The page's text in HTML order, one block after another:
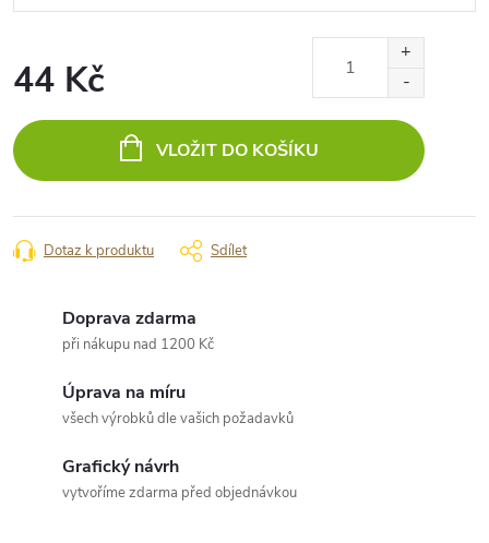
44 Kč
cena:
VLOŽIT DO KOŠÍKU
Dotaz k produktu Sdílet
Doprava zdarma
při nákupu nad 1200 Kč
Úprava na míru
všech výrobků dle vašich požadavků
Grafický návrh
vytvoříme zdarma před objednávkou